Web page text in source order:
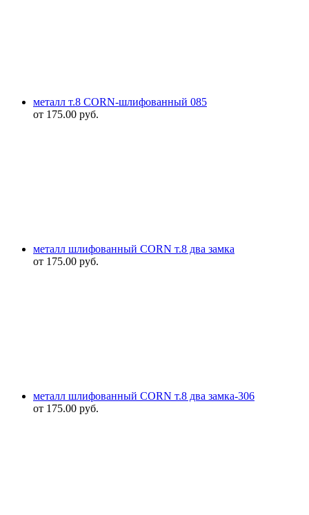
металл т.8 CORN-шлифованный 085
от 175.00 руб.
металл шлифованный CORN т.8 два замка
от 175.00 руб.
металл шлифованный CORN т.8 два замка-306
от 175.00 руб.